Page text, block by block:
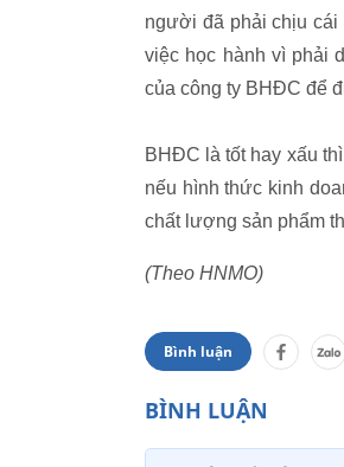
người đã phải chịu
việc học hành vì phải
của công ty BHĐC để
BHĐC là tốt hay xấu
nếu hình thức kinh
chất lượng sản phẩm
(Theo HNMO)
Bình luận